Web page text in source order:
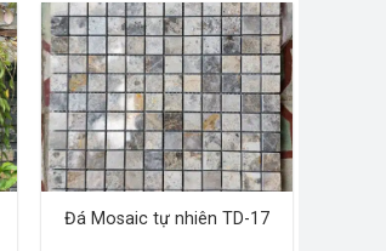
Đá Mosaic tự nhiên TD-17